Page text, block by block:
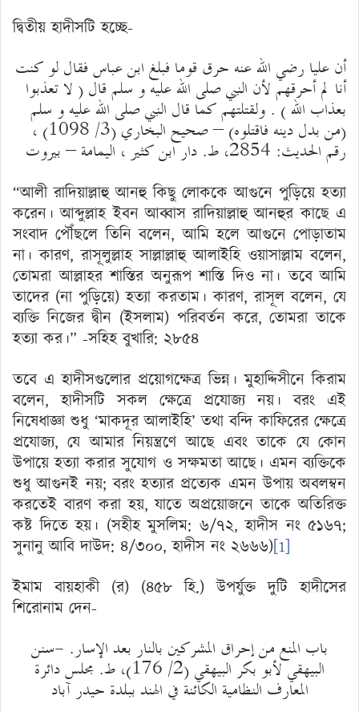
দ্বিতীয় হাদীসটি হচ্ছে-
أن عليا رضي الله عنه حرق قوما فبلغ ابن عباس فقال لو كنت
أنا لم أحرقهم لأن النبي صلى الله عليه و سلم قال ( لا تعذبوا
بعذاب الله ) . ولقتلتهم كما قال النبي صلى الله عليه و سلم
(من بدل دينه فاقتلوه) – صحيح البخاري (3/ 1098) ،
رقم الحديث: 2854، ط. دار ابن كثير ، اليمامة – بيروت
“আলী রাদিয়াল্লাহু আনহু কিছু লোককে আগুনে পুড়িয়ে হত্যা
করেন। আব্দুল্লাহ ইবন আব্বাস রাদিয়াল্লাহু আনহুর কাছে এ
সংবাদ পৌঁছলে তিনি বলেন, আমি হলে আগুনে পোড়াতাম
না। কারণ, রাসূলুল্লাহ সাল্লাল্লাহু আলাইহি ওয়াসাল্লাম বলেন,
তোমরা আল্লাহর শাস্তির অনুরূপ শাস্তি দিও না। তবে আমি
তাদের (না পুড়িয়ে) হত্যা করতাম। কারণ, রাসূল বলেন, যে
ব্যক্তি নিজের দ্বীন (ইসলাম) পরিবর্তন করে, তোমরা তাকে
হত্যা কর।” -সহিহ বুখারি: ২৮৫৪
তবে এ হাদীসগুলোর প্রয়োগক্ষেত্র ভিন্ন। মুহাদ্দিসীনে কিরাম
বলেন, হাদীসটি সকল ক্ষেত্রে প্রযোজ্য নয়। বরং এই
নিষেধাজ্ঞা শুধু ‘মাকদূর আলাইহি’ তথা বন্দি কাফিরের ক্ষেত্রে
প্রযোজ্য, যে আমার নিয়ন্ত্রণে আছে এবং তাকে যে কোন
উপায়ে হত্যা করার সুযোগ ও সক্ষমতা আছে। এমন ব্যক্তিকে
শুধু আগুনই নয়; বরং হত্যার প্রত্যেক এমন উপায় অবলম্বন
করতেই বারণ করা হয়, যাতে অপ্রয়োজনে তাকে অতিরিক্ত
কষ্ট দিতে হয়। (সহীহ মুসলিম: ৬/৭২, হাদীস নং ৫১৬৭;
সুনানু আবি দাউদ: ৪/৩০০, হাদীস নং ২৬৬৬)[1]
ইমাম বায়হাকী (র) (৪৫৮ হি.) উপর্যুক্ত দুটি হাদীসের
শিরোনাম দেন-
باب المنع من إحراق المشركين بالنار بعد الإسار. -سنن
البيهقي لأبو بكر البيهقي (2/ 176)، ط. مجلس دائرة
المعارف النظامية الكائنة في الهند ببلدة حيدر آباد